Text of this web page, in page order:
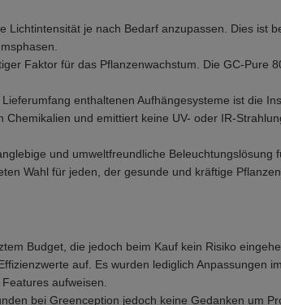
je nach Bedarf anzupassen. Dies ist
Faktor für das Pflanzenwachstum. Die GC-Pure
enthaltenen Aufhängesysteme ist die
und emittiert keine UV- oder IR-
und umweltfreundliche
Wahl für jeden, der gesunde und kräftige
Budget, die jedoch beim Kauf kein Risiko
auf. Es wurden lediglich Anpassungen
aufweisen.
bei Greenception jedoch keine Gedanken um